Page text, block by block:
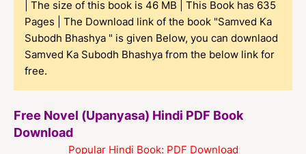
| The size of this book is 46 MB | This Book has 635
Pages | The Download link of the book "Samved Ka
Subodh Bhashya " is given Below, you can downlaod
Samved Ka Subodh Bhashya from the below link for
free.
Free Novel (Upanyasa) Hindi PDF Book
Download
Popular Hindi Book: PDF Download